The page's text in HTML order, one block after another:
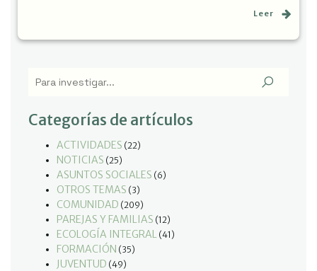
Leer
Categorías de artículos
ACTIVIDADES (22)
NOTICIAS (25)
ASUNTOS SOCIALES (6)
OTROS TEMAS (3)
COMUNIDAD (209)
PAREJAS Y FAMILIAS (12)
ECOLOGÍA INTEGRAL (41)
FORMACIÓN (35)
JUVENTUD (49)